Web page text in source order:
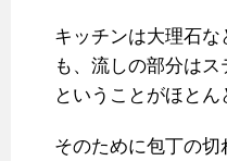
キッチンは大理石
も、流しの部分は
ということがほとん
そのために包丁の切